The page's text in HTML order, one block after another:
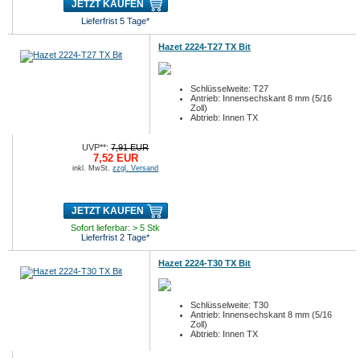
JETZT KAUFEN
Lieferfrist 5 Tage*
Hazet 2224-T27 TX Bit
Schlüsselweite: T27
Antrieb: Innensechskant 8 mm (5/16
Zoll)
Abtrieb: Innen TX
UVP**:7,91 EUR
7,52 EUR
inkl. MwSt.zzgl. Versand
JETZT KAUFEN
Sofort lieferbar: > 5 Stk
Lieferfrist 2 Tage*
Hazet 2224-T30 TX Bit
Schlüsselweite: T30
Antrieb: Innensechskant 8 mm (5/16
Zoll)
Abtrieb: Innen TX